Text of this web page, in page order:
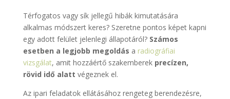
Térfogatos vagy sík jellegű hibák kimutatására
alkalmas módszert keres? Szeretne pontos képet kapni
egy adott felület jelenlegi állapotáról? Számos
esetben a legjobb megoldás a radiográfiai
vizsgálat, amit hozzáértő szakemberek precízen,
rövid idő alatt végeznek el.
Az ipari feladatok ellátásához rengeteg berendezésre,